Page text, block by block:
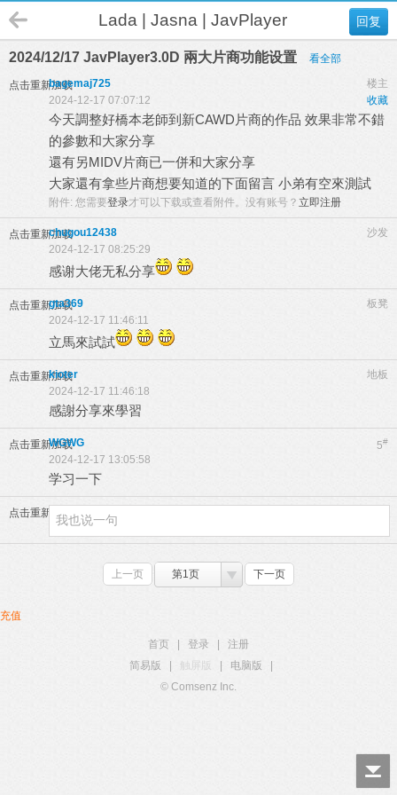
回复
Lada | Jasna | JavPlayer
2024/12/17 JavPlayer3.0D 兩大片商功能设置 看全部
点击重新加载 楼主
bagemaj725
收藏
2024-12-17 07:07:12
今天調整好橋本老師到新CAWD片商的作品 效果非常不錯
的參數和大家分享
還有另MIDV片商已一併和大家分享
大家還有拿些片商想要知道的下面留言 小弟有空來測試
附件: 您需要登录才可以下载或查看附件。没有账号？ 立即注册
点击重新加载 沙发
chugou12438
2024-12-17 08:25:29
感谢大佬无私分享
点击重新加载 板凳
gta369
2024-12-17 11:46:11
立馬來試試
点击重新加载 地板
kioter
2024-12-17 11:46:18
感謝分享來學習
点击重新加载 5#
WGWG
2024-12-17 13:05:58
学习一下
点击重新加载
上一页 第1页 下一页
充值
首页 登录
注册
简易版
触屏版 电脑版
© Comsenz Inc.